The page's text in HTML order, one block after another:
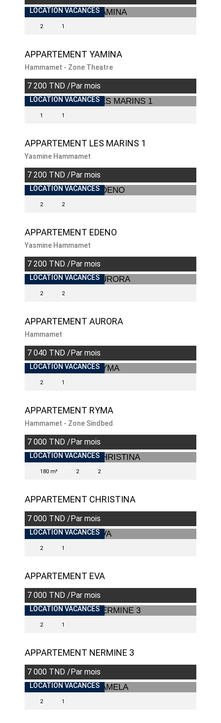
INDISPONIBLE
LOCATION VACANCES
2 1
APPARTEMENT YAMINA
Hammamet - Zone Theatre
7 200 TND /Par mois
INDISPONIBLE
LOCATION VACANCES
1 1
APPARTEMENT LES MARINS 1
Yasmine Hammamet
7 200 TND /Par mois
INDISPONIBLE
LOCATION VACANCES
2 2
APPARTEMENT EDENO
Yasmine Hammamet
7 200 TND /Par mois
LOCATION VACANCES
2 2
APPARTEMENT AURORA
Hammamet
7 040 TND /Par mois
LOCATION VACANCES
2 1
APPARTEMENT RYMA
Hammamet - Zone Sindbed
7 000 TND /Par mois
INDISPONIBLE
LOCATION VACANCES
180 m² 2 2
APPARTEMENT CHRISTINA
7 000 TND /Par mois
LOCATION VACANCES
2 1
APPARTEMENT EVA
7 000 TND /Par mois
INDISPONIBLE
LOCATION VACANCES
2 1
APPARTEMENT NERMINE 3
7 000 TND /Par mois
LOCATION VACANCES
2 1